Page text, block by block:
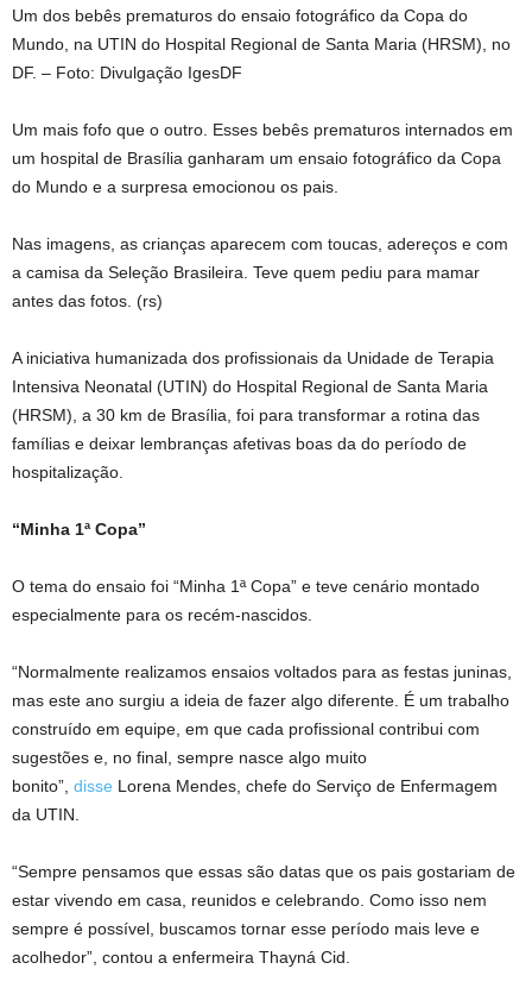
Um dos bebês prematuros do ensaio fotográfico da Copa do
Mundo, na UTIN do Hospital Regional de Santa Maria (HRSM), no
DF. – Foto: Divulgação IgesDF
Um mais fofo que o outro. Esses bebês prematuros internados em
um hospital de Brasília ganharam um ensaio fotográfico da Copa
do Mundo e a surpresa emocionou os pais.
Nas imagens, as crianças aparecem com toucas, adereços e com
a camisa da Seleção Brasileira. Teve quem pediu para mamar
antes das fotos. (rs)
A iniciativa humanizada dos profissionais da Unidade de Terapia
Intensiva Neonatal (UTIN) do Hospital Regional de Santa Maria
(HRSM), a 30 km de Brasília, foi para transformar a rotina das
famílias e deixar lembranças afetivas boas da do período de
hospitalização.
“Minha 1ª Copa”
O tema do ensaio foi “Minha 1ª Copa” e teve cenário montado
especialmente para os recém-nascidos.
“Normalmente realizamos ensaios voltados para as festas juninas,
mas este ano surgiu a ideia de fazer algo diferente. É um trabalho
construído em equipe, em que cada profissional contribui com
sugestões e, no final, sempre nasce algo muito
bonito”, disse Lorena Mendes, chefe do Serviço de Enfermagem
da UTIN.
“Sempre pensamos que essas são datas que os pais gostariam de
estar vivendo em casa, reunidos e celebrando. Como isso nem
sempre é possível, buscamos tornar esse período mais leve e
acolhedor”, contou a enfermeira Thayná Cid.